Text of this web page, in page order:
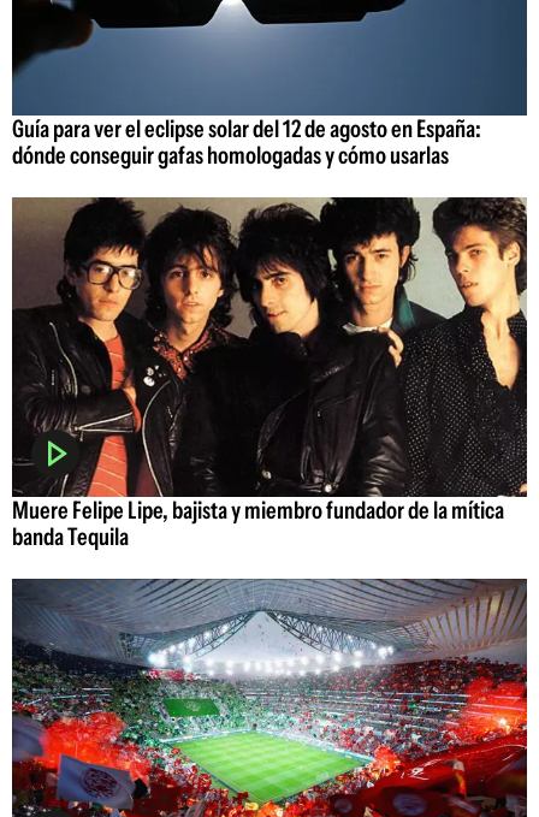
Guía para ver el eclipse solar del 12 de agosto en España:
dónde conseguir gafas homologadas y cómo usarlas
Muere Felipe Lipe, bajista y miembro fundador de la mítica
banda Tequila